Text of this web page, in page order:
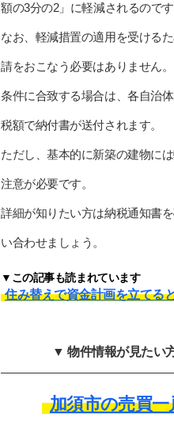
額の3分の2」に軽減されるのです
なお、軽減措置の適用を受ける
請をおこなう必要はありません。
条件に合致する場合は、各自治
税額で納付書が送付されます。
ただし、基本的に新築の建物に
注意が必要です。
詳細が知りたい方は納税通知書
い合わせましょう。
▼この記事も読まれています
住み替えで資金計画を立てる
▼ 物件情報が見たい
加須市の売買